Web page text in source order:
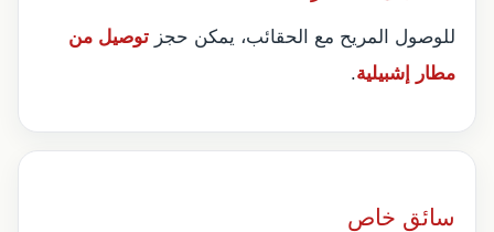
للوصول المريح مع الحقائب، يمكن حجز توصيل من
مطار إشبيلية.
سائق خاص